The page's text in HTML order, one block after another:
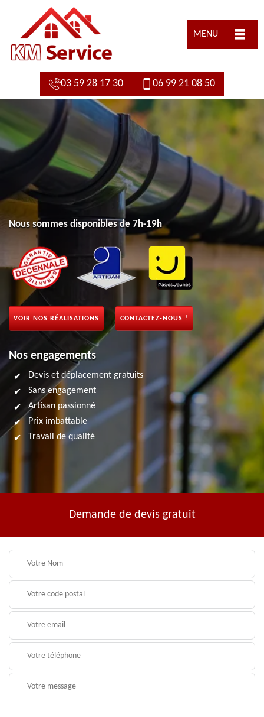
MENU
03 59 28 17 30 06 99 21 08 50
Nous sommes disponibles de 7h-19h
VOIR NOS RÉALISATIONS CONTACTEZ-NOUS !
Nos engagements
Devis et déplacement gratuits
Sans engagement
Artisan passionné
Prix imbattable
Travail de qualité
Demande de devis gratuit